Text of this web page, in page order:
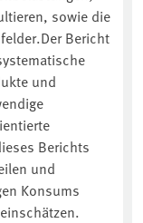
sowie die
Bericht
und
Berichts
und
Konsums